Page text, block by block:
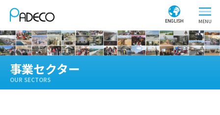
ENGLISH
事業セクター
OUR SECTORS